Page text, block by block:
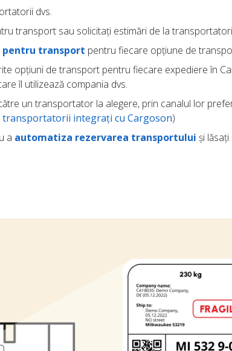
dvs.
transport sau solicitați estimări de la transportatori
pentru transport pentru fiecare opțiune de
opțiuni de transport pentru fiecare expediere în
îl utilizează compania dvs.
un transportator la alegere, prin canalul lor
transportatorii integrați cu Cargoson)
a automatiza rezervarea transportului și